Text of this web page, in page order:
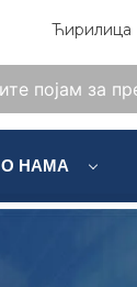
Ћирилица
О НАМА